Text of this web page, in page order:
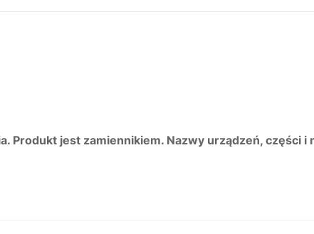
Produkt jest zamiennikiem. Nazwy urządzeń, części i